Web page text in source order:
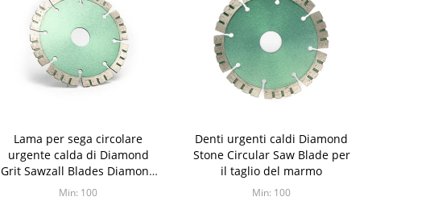
Lama per sega circolare
urgente calda di Diamond
Grit Sawzall Blades Diamond
Stone
Min: 100
Denti urgenti caldi Diamond
Stone Circular Saw Blade per
il taglio del marmo
Min: 100